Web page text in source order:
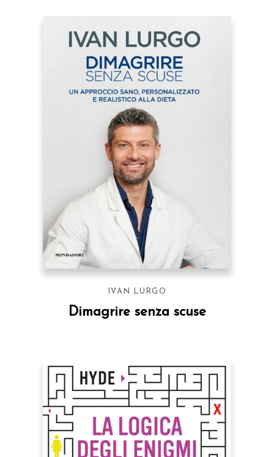
IVAN LURGO
Dimagrire senza scuse